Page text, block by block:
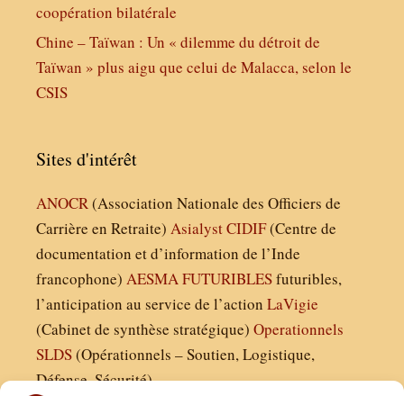
coopération bilatérale
Chine – Taïwan : Un « dilemme du détroit de
Taïwan » plus aigu que celui de Malacca, selon le
CSIS
Sites d'intérêt
ANOCR(Association Nationale des Officiers de
Carrière en Retraite) AsialystCIDIF(Centre de
documentation et d’information de l’Inde
francophone) AESMAFUTURIBLESfuturibles,
l’anticipation au service de l’action LaVigie
(Cabinet de synthèse stratégique) Operationnels
SLDS(Opérationnels – Soutien, Logistique,
Défense, Sécurité)